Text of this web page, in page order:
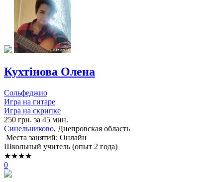
Кухтінова Олена
Сольфеджио
Игра на гитаре
Игра на скрипке
250 грн. за 45 мин.
Синельниково, Днепровская область
Места занятий: Онлайн
Школьный учитель (опыт 2 года)
★★★★
0